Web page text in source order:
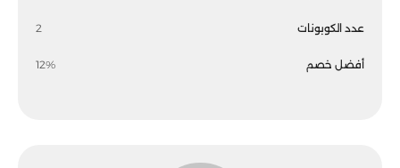
عدد الكوبونات 2
أفضل خصم 12%